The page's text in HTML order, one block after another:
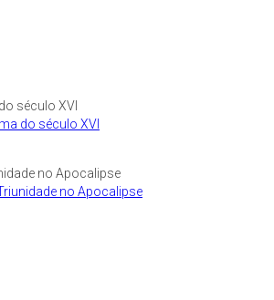
do século XVI
no Apocalipse